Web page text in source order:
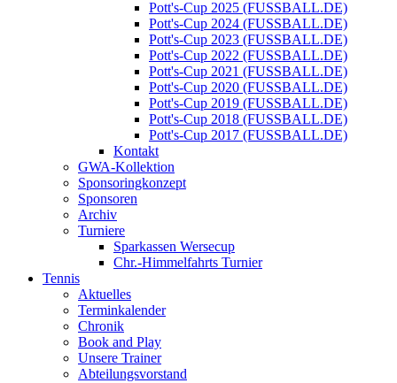
Pott's-Cup 2025 (FUSSBALL.DE)
Pott's-Cup 2024 (FUSSBALL.DE)
Pott's-Cup 2023 (FUSSBALL.DE)
Pott's-Cup 2022 (FUSSBALL.DE)
Pott's-Cup 2021 (FUSSBALL.DE)
Pott's-Cup 2020 (FUSSBALL.DE)
Pott's-Cup 2019 (FUSSBALL.DE)
Pott's-Cup 2018 (FUSSBALL.DE)
Pott's-Cup 2017 (FUSSBALL.DE)
Kontakt
GWA-Kollektion
Sponsoringkonzept
Sponsoren
Archiv
Turniere
Sparkassen Wersecup
Chr.-Himmelfahrts Turnier
Tennis
Aktuelles
Terminkalender
Chronik
Book and Play
Unsere Trainer
Abteilungsvorstand